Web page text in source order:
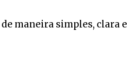
maneira simples, clara e